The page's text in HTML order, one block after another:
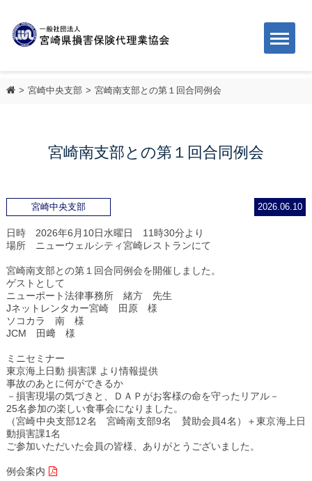
宮崎中央支部 宮崎南支部との第１回合同例会
宮崎南支部との第１回合同例会
宮崎中央支部 2026.06.10
日時 2026年6月10日水曜日 11時30分より
場所 ニューウェルシティ宮崎レストランにて
宮崎南支部との第１回合同例会を開催しました。
ゲストとして
ニューポート法律事務所 緒方 先生
Jネットレンタカー宮崎 田原 様
ソコカラ 南 様
JCM 田﨑 様
ミニセミナー
東京海上日動 損害課 より情報提供
事故のあとに何ができるか
－損害現場の気づきと、ＤＡＰがお客様の命を守ったリアル－
25名参加の楽しい食事会になりました。
（宮崎中央支部12名 宮崎南支部9名 賛助会員4名）＋東京海上日
動損害課1名
ご参加いただいた会員の皆様、ありがとうございました。
例会案内